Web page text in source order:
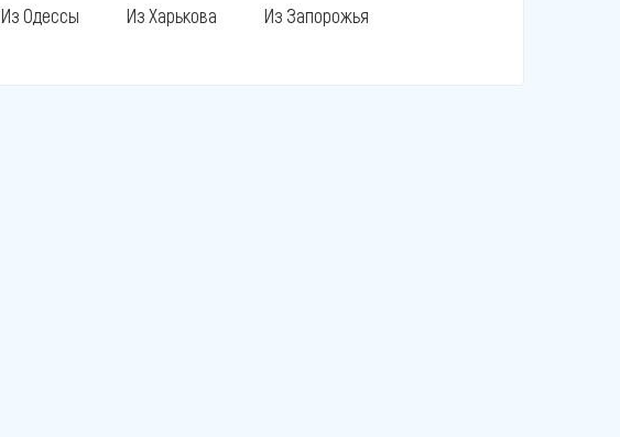
Из Одессы Из Харькова Из Запорожья